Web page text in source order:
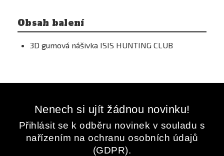
Obsah balení
3D gumová nášivka ISIS HUNTING CLUB
Nenech si ujít žádnou novinku!
Přihlásit se k odběru novinek v souladu s
nařízením na ochranu osobních údajů
(GDPR).